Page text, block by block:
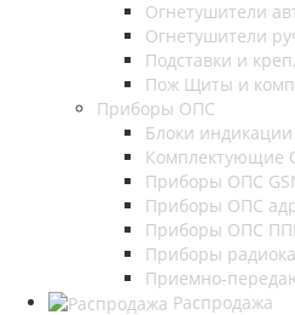
Огнетушители
Огнетушители
Подставки и
Пож Щиты и
Приборы ОПС
Блоки
Комплектующие
Приборы ОПС
Приборы ОПС
Приборы ОПС
Приборы
Приемно-
Распродажа